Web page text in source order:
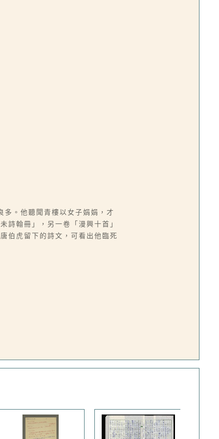
多。他聽聞青樓以女子娟娟，才
詩翰冊」，另一卷「漫興十首」
伯虎留下的詩文，可看出他臨死